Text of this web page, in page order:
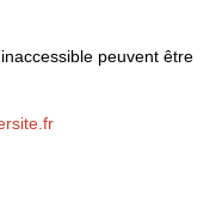
peuvent être